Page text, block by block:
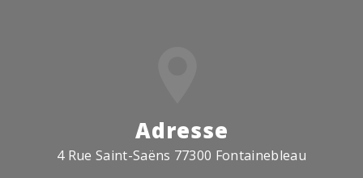
Adresse
4 Rue Saint-Saëns 77300 Fontainebleau